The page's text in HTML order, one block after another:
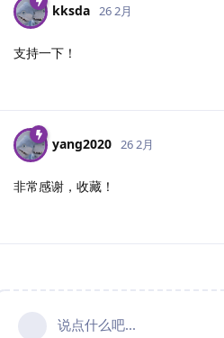
kksda 26 2月
支持一下！
yang2020 26 2月
非常感谢，收藏！
说点什么吧...